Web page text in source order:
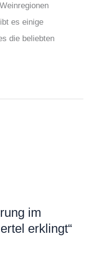
es einige
die beliebten
im
erklingt“